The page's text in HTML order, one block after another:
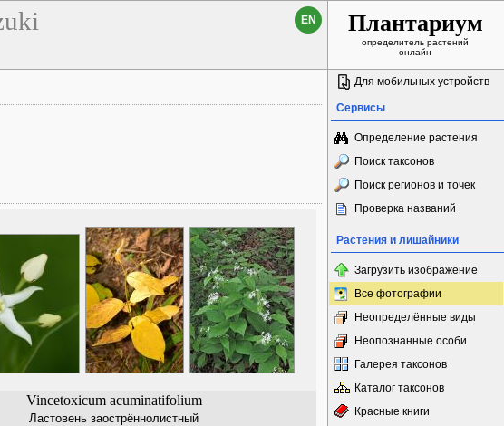
EN Плантариум
определитель растений
онлайн
Vincetoxicum acuminatifolium
Ластовень заострённолистный
Для мобильных устройств
Сервисы
Определение растения
Поиск таксонов
Поиск регионов и точек
Проверка названий
Растения и лишайники
Загрузить изображение
Все фотографии
Неопределённые виды
Неопознанные особи
Галерея таксонов
Каталог таксонов
Красные книги